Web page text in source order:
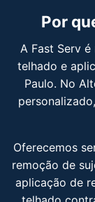
Por
A Fast Serv
telhado e
Paulo. No
Oferecemos
remoção de
aplicação de